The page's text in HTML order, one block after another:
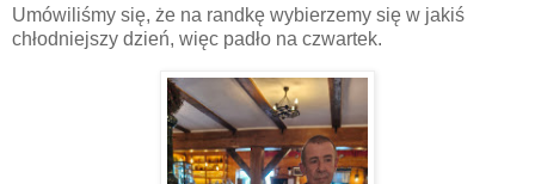
Umówiliśmy się, że na randkę wybierzemy się w jakiś
chłodniejszy dzień, więc padło na czwartek.